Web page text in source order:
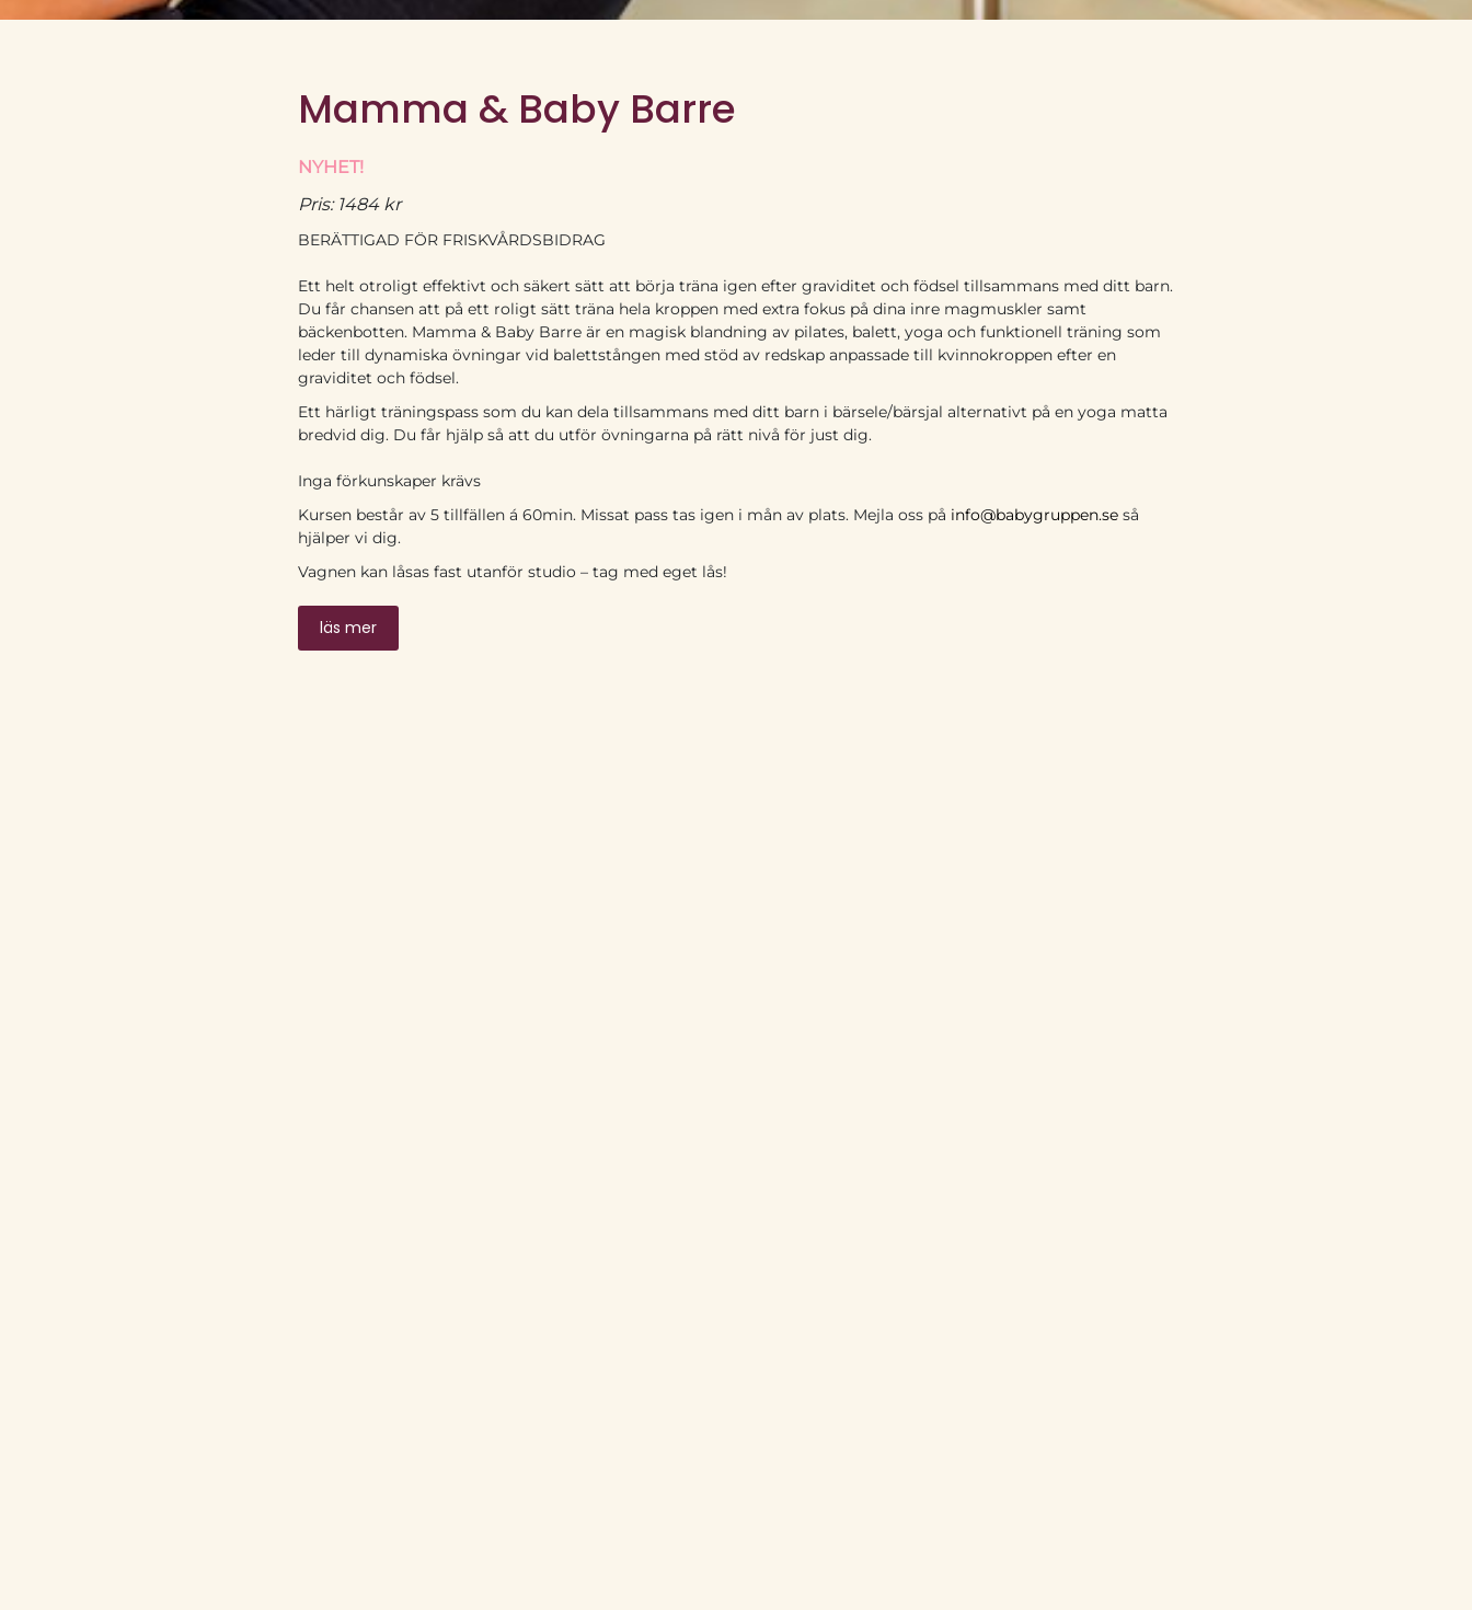
Mamma & Baby Barre
NYHET!
Pris: 1484 kr
BERÄTTIGAD FÖR FRISKVÅRDSBIDRAG
Ett helt otroligt effektivt och säkert sätt att börja träna igen efter graviditet och födsel tillsammans med ditt barn.
Du får chansen att på ett roligt sätt träna hela kroppen med extra fokus på dina inre magmuskler samt
bäckenbotten. Mamma & Baby Barre är en magisk blandning av pilates, balett, yoga och funktionell träning som
leder till dynamiska övningar vid balettstången med stöd av redskap anpassade till kvinnokroppen efter en
graviditet och födsel.
Ett härligt träningspass som du kan dela tillsammans med ditt barn i bärsele/bärsjal alternativt på en yoga matta
bredvid dig. Du får hjälp så att du utför övningarna på rätt nivå för just dig.
Inga förkunskaper krävs
Kursen består av 5 tillfällen á 60min. Missat pass tas igen i mån av plats. Mejla oss på info@babygruppen.se så
hjälper vi dig.
Vagnen kan låsas fast utanför studio – tag med eget lås!
läs mer